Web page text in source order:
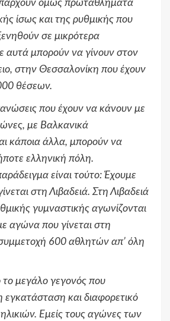
όμως πρωταθλήματα
ίσως και της ρυθμικής που
σε μικρότερα
αυτά μπορούν να γίνουν στον
στην Θεσσαλονίκη που έχουν
θέσεων.
που έχουν να κάνουν με
με Βαλκανικά
κάποια άλλα, μπορούν να
ελληνική πόλη.
είναι τούτο: Έχουμε
στη Λιβαδειά. Στη Λιβαδειά
γυμναστικής αγωνίζονται
αγώνα που γίνεται στη
600 αθλητών απ’ όλη
το μεγάλο γεγονός που
εγκατάσταση και διαφορετικό
Εμείς τους αγώνες των